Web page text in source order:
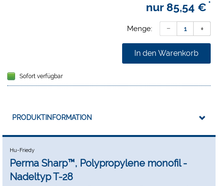
Nadel zu Faden ist fließend, dadurch ist atraumatisches
nur 85,54 € *
Menge:
In den Warenkorb
Sofort verfügbar
PRODUKTINFORMATION
Hu-Friedy
Perma Sharp™, Polypropylene monofil -
Nadeltyp T-28